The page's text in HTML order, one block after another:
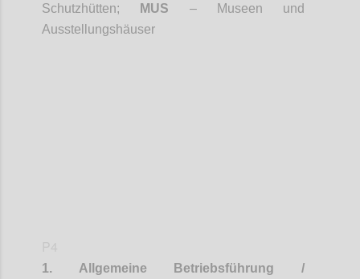
Schutzhütten;
MUS – Museen und
Ausstellungshäuser
1. Allgemeine Betriebsführung /